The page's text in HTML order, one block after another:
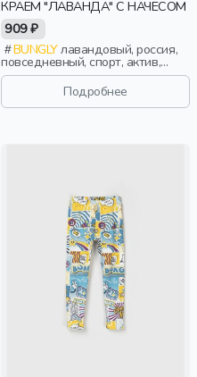
КРАЕМ "ЛАВАНДА" С НАЧЕСОМ
909 ₽
BUNGLYлавандовый, россия,
повседневный, спорт, актив,
девочки, малыши, дошкольники,
Подробнее